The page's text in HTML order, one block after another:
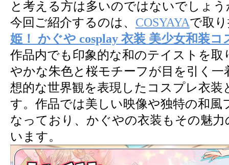
と考える方は多いのではないでしょう
今回ご紹介するのは、 COSYAYAで取
姫！ かぐや cosplay 衣装 美少女和装コ
作品内でも印象的な和のテイストを
やかな朱色と桜モチーフが目を引く一
想的な世界観を表現したコスプレ衣
す。作品では美しい映像や独特の和風
なっており、かぐやの衣装もその魅
います。